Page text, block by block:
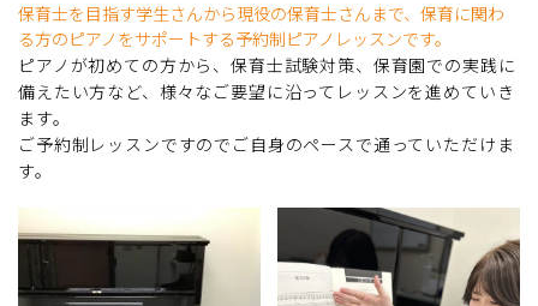
保育士を目指す学生さんから現役の保育士さんまで、保育に関わ
る方のピアノをサポートする予約制ピアノレッスンです。
ピアノが初めての方から、保育士試験対策、保育園での実践に
備えたい方など、様々なご要望に沿ってレッスンを進めていき
ます。
ご予約制レッスンですのでご自身のペースで通っていただけま
す。